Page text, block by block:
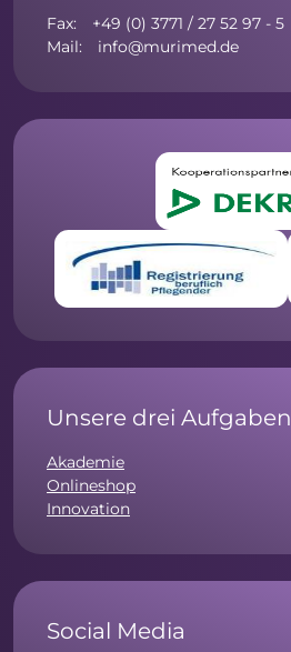
Fax: +49 (0) 3771 / 27 52 97 - 5
Mail: info@murimed.de
Unsere drei Aufgaben
Akademie
Onlineshop
Innovation
Social Media